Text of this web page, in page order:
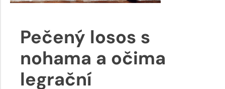
Pečený losos s
nohama a očima
legrační